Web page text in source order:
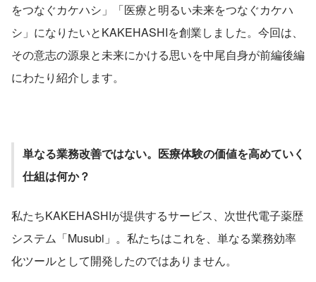
をつなぐカケハシ」「医療と明るい未来をつなぐカケハ
シ」になりたいとKAKEHASHIを創業しました。今回は、
その意志の源泉と未来にかける思いを中尾自身が前編後編
にわたり紹介します。
単なる業務改善ではない。医療体験の価値を高めていく
仕組は何か？
私たちKAKEHASHIが提供するサービス、次世代電子薬歴
システム「Musubi」。私たちはこれを、単なる業務効率
化ツールとして開発したのではありません。